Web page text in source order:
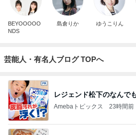
BEYOOOOO
NDS
島倉りか ゆうこりん
芸能人・有名人ブログ TOPへ
レジェンド松下のなんで
Amebaトピックス 23時間前